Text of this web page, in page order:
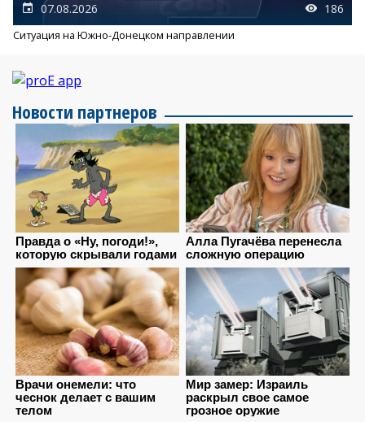
07.08.2026 186
Ситуация на Южно-Донецком направлении
Новости партнеров